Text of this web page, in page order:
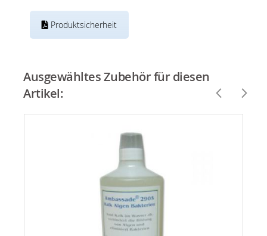
Produktsicherheit
Ausgewähltes Zubehör für diesen
Artikel: